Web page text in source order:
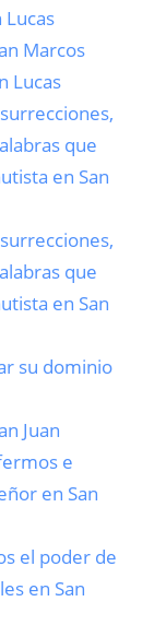
Marcos
Lucas
que
en San
que
en San
su dominio
Juan
e
en San
el poder de
en San